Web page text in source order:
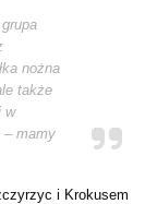
nożna
także
w
– mamy
i Krokusem